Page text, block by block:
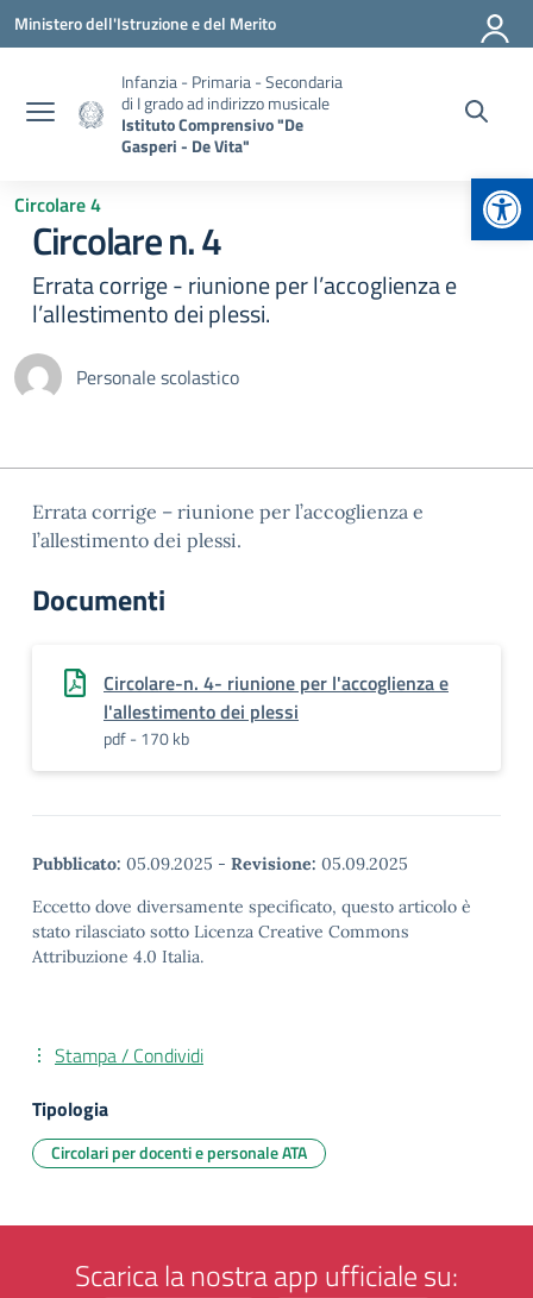
Vai ai contenuti
Vai al menu di navigazione
Vai al footer
Ministero dell'Istruzione e del Merito
Infanzia - Primaria - Secondaria
di I grado ad indirizzo musicale
Istituto Comprensivo "De
Gasperi - De Vita"
Circolare 4
Circolare n. 4
Errata corrige - riunione per l’accoglienza e
l’allestimento dei plessi.
Personale scolastico
Errata corrige – riunione per l’accoglienza e
l’allestimento dei plessi.
Documenti
Circolare-n. 4- riunione per l'accoglienza e
l'allestimento dei plessi
pdf - 170 kb
Pubblicato: 05.09.2025 - Revisione: 05.09.2025
Eccetto dove diversamente specificato, questo articolo è
stato rilasciato sotto Licenza Creative Commons
Attribuzione 4.0 Italia.
Stampa / Condividi
Tipologia
Circolari per docenti e personale ATA
Scarica la nostra app ufficiale su: